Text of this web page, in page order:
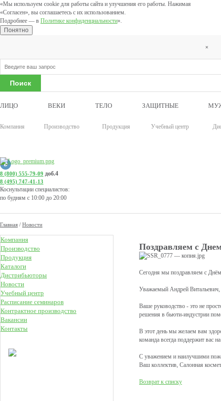
«Мы используем cookie для работы сайта и улучшения его работы. Нажимая
«Согласен», вы соглашаетесь с их использованием.
Подробнее — в Политике конфиденциальности».
Понятно
×
ЛИЦО ВЕКИ ТЕЛО ЗАЩИТНЫЕ
Компания Производство Продукция Учебный центр
8 (800) 555-79-09 доб.4
8 (495) 747-41-13
Коснультации специалистов:
по будням с 10:00 до 20:00
Главная / Новости
Компания
Производство
Продукция
Каталоги
Дистрибьюторы
Новости
Учебный центр
Расписание семинаров
Контрактное производство
Вакансии
Контакты
Поздравляем с
Сегодня мы поздравляем с
Уважаемый Андрей Витальевич,
Ваше руководство - это не
решения в бьюти-индустрии
В этот день мы желаем вам
команда всегда поддержит вас
С уважением и наилучшими
Ваш коллектив, Салонная
Возврат к списку